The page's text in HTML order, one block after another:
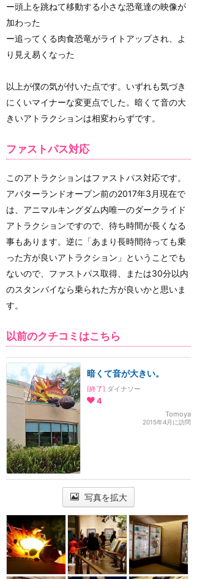
ー頭上を跳ねて移動する小さな恐竜達の映像が
加わった
ー追ってくる肉食恐竜がライトアップされ、よ
り見え易くなった
以上が僕の気が付いた点です。いずれも気づき
にくいマイナーな変更点でした。暗くて音の大
きいアトラクションは相変わらずです。
ファストパス対応
このアトラクションはファストパス対応です。
アバターランドオープン前の2017年3月現在で
は、アニマルキングダム内唯一のダークライド
アトラクションですので、待ち時間が長くなる
事もあります。逆に「あまり長時間待っても乗
った方が良いアトラクション」ということでも
ないので、ファストパス取得、または30分以内
のスタンバイなら乗られた方が良いかと思いま
す。
以前のクチコミはこちら
暗くて音が大きい。
[終了] ダイナソー
4
Tomoya
2015年4月に訪問
写真を拡大